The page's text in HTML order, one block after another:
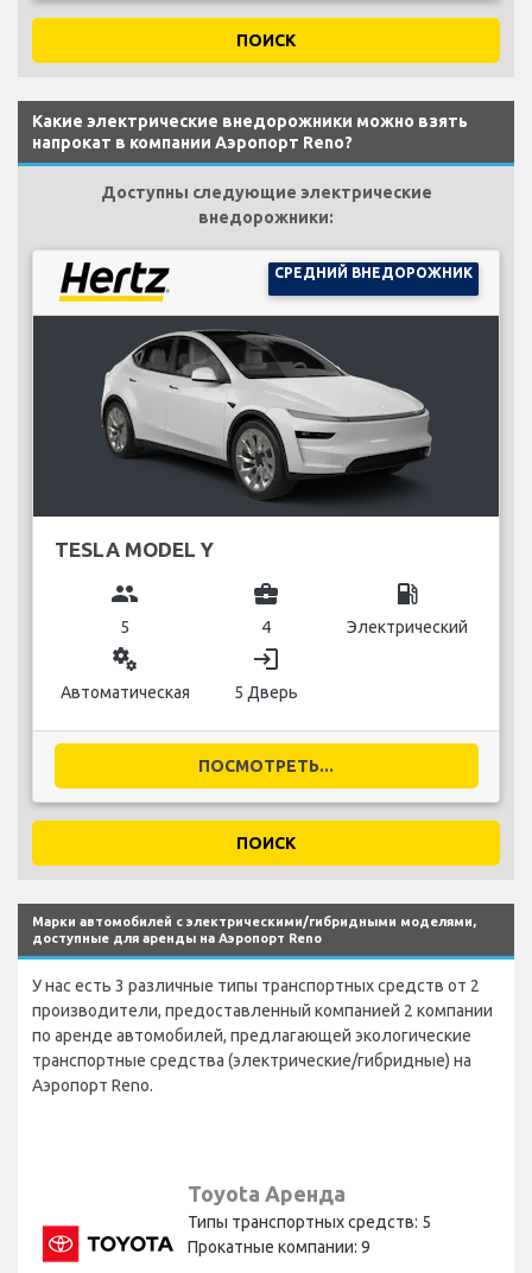
ПОИСК
Какие электрические внедорожники можно взять
напрокат в компании Аэропорт Reno?
Доступны следующие электрические
внедорожники:
СРЕДНИЙ ВНЕДОРОЖНИК
TESLA MODEL Y
group
5
business_center
4
local_gas_station
Электрический
miscellaneous_services
Автоматическая
login
5 Дверь
ПОСМОТРЕТЬ...
ПОИСК
Марки автомобилей с электрическими/гибридными моделями,
доступные для аренды на Аэропорт Reno
У нас есть 3 различные типы транспортных средств от 2
производители, предоставленный компанией 2 компании
по аренде автомобилей, предлагающей экологические
транспортные средства (электрические/гибридные) на
Аэропорт Reno.
Toyota Аренда
Типы транспортных средств: 5
Прокатные компании: 9